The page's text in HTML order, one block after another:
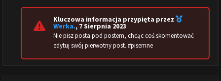
Kluczowa informacja przypięta przez
Werka., 7 Sierpnia 2023
Nie pisz posta pod postem, chcąc coś skomentować
edytuj swój pierwotny post. #pisemne